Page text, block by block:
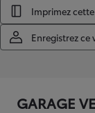
Imprimez
Enregistrez ce
GARAGE